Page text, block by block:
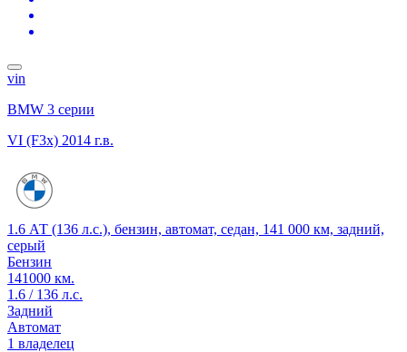
vin
BMW 3 серии
VI (F3x) 2014 г.в.
1.6 АТ (136 л.с.), бензин, автомат, седан, 141 000 км, задний,
серый
Бензин
141000 км.
1.6 / 136 л.с.
Задний
Автомат
1 владелец